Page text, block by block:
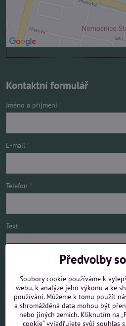
Otevřít obsah v
Kontaktní formulář
Jméno a příjmení *
E-mail *
Telefon *
Text
Mám zájem o
Předvolby
Soubory cookie používáme k
webu, k analýze jeho výkonu a ke
používání. Můžeme k tomu použít
a shromážděná data mohou být
nebo jiných zemích. Kliknutím na
cookie“ vyjadřujete svůj souhlas